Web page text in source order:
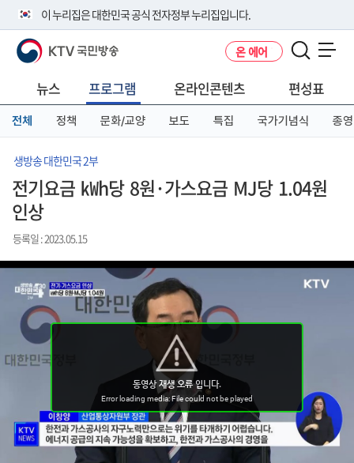
이 누리집은 대한민국 공식 전자정부 누리집입니다.
공식 누리집 주소 확인하기
니다.
이밖에 or.kr 또는 .kr등 다른 도메인 주소를 사용하고 있다면 아래 URL에
서 도메인 주소를 확인해 보세요
KTV 국민방송 온 에어
뉴스 프로그램 온라인콘텐츠 편성표
전체 정책 문화/교양 보도 특집 국가기념식 종영
생방송 대한민국 2부
전기요금 ㎾h당 8원·가스요금 MJ당 1.04원
인상
등록일 : 2023.05.15